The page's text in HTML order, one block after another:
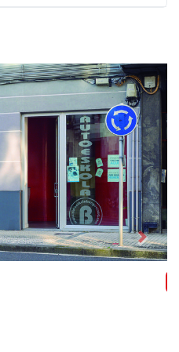
Next